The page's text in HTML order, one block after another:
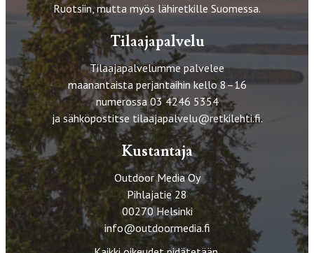
Ruotsiin, mutta myös lähiretkille Suomessa.
Tilaajapalvelu
Tilaajapalvelumme palvelee
maanantaista perjantaihin kello 8–16
numerossa 03 4246 5354
ja sähköpostitse tilaajapalvelu@retkilehti.fi.
Kustantaja
Outdoor Media Oy
Pihlajatie 28
00270 Helsinki
info@outdoormedia.fi